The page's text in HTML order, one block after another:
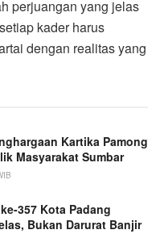
perjuangan yang jelas
kader harus
dengan realitas yang
Kartika Pamong
Masyarakat Sumbar
357 Kota Padang
Bukan Darurat Banjir